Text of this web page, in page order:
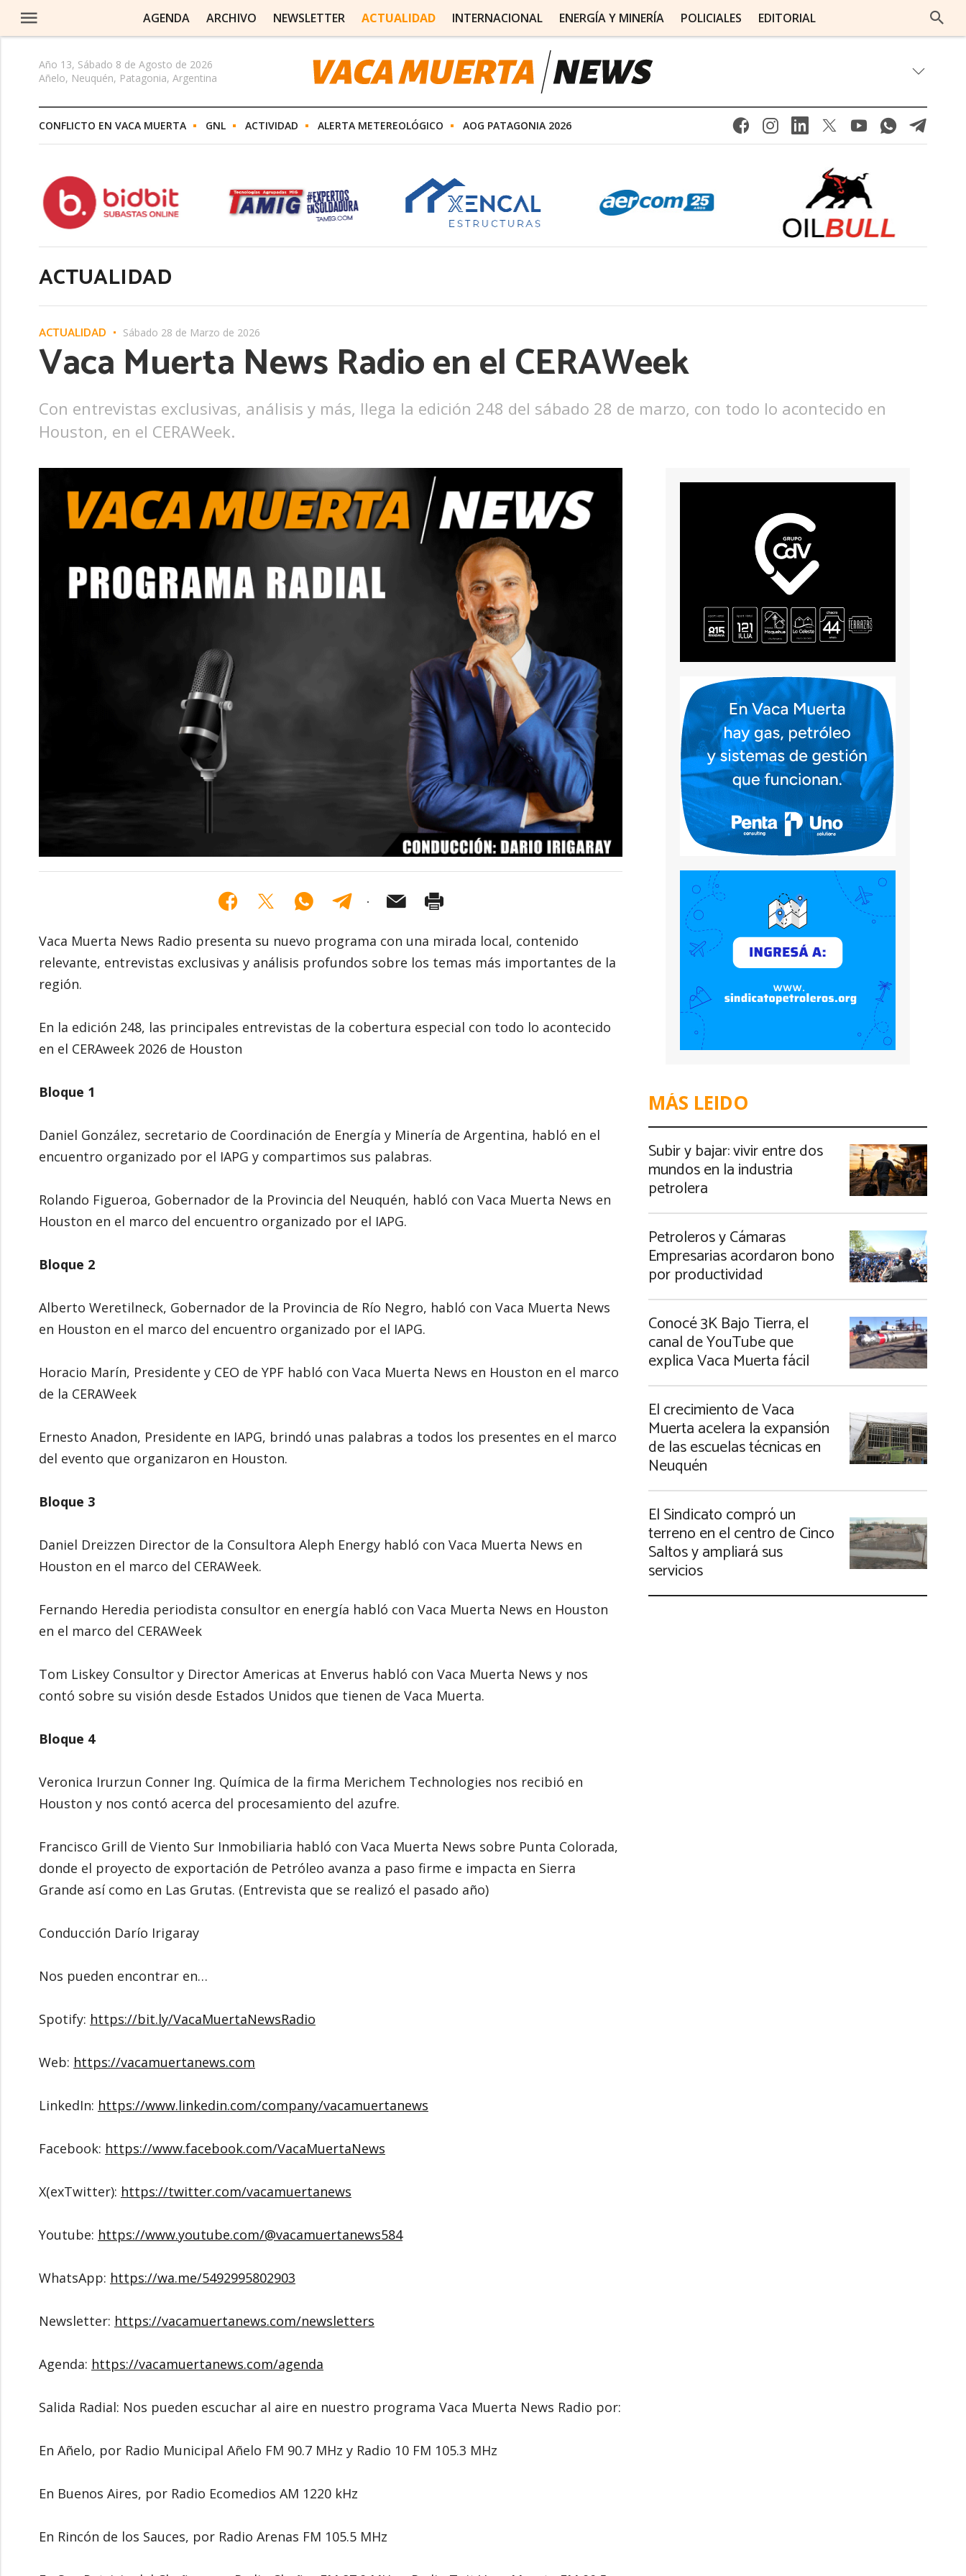
AGENDA ARCHIVO NEWSLETTER ACTUALIDAD INTERNACIONAL ENERGÍA Y MINERÍA POLICIALES EDITORIAL
Año 13, Sábado 8 de Agosto de 2026
Añelo, Neuquén, Patagonia, Argentina
CONFLICTO EN VACA MUERTA GNL ACTIVIDAD ALERTA METEREOLÓGICO AOG PATAGONIA 2026
ACTUALIDAD
ACTUALIDAD Sábado 28 de Marzo de 2026
Vaca Muerta News Radio en el CERAWeek
Con entrevistas exclusivas, análisis y más, llega la edición 248 del sábado 28 de marzo, con todo lo acontecido en
Houston, en el CERAWeek.
Vaca Muerta News Radio presenta su nuevo programa con una mirada local, contenido
relevante, entrevistas exclusivas y análisis profundos sobre los temas más importantes de la
región.
En la edición 248, las principales entrevistas de la cobertura especial con todo lo acontecido
en el CERAweek 2026 de Houston
Bloque 1
Daniel González, secretario de Coordinación de Energía y Minería de Argentina, habló en el
encuentro organizado por el IAPG y compartimos sus palabras.
Rolando Figueroa, Gobernador de la Provincia del Neuquén, habló con Vaca Muerta News en
Houston en el marco del encuentro organizado por el IAPG.
Bloque 2
Alberto Weretilneck, Gobernador de la Provincia de Río Negro, habló con Vaca Muerta News
en Houston en el marco del encuentro organizado por el IAPG.
Horacio Marín, Presidente y CEO de YPF habló con Vaca Muerta News en Houston en el marco
de la CERAWeek
Ernesto Anadon, Presidente en IAPG, brindó unas palabras a todos los presentes en el marco
del evento que organizaron en Houston.
Bloque 3
Daniel Dreizzen Director de la Consultora Aleph Energy habló con Vaca Muerta News en
Houston en el marco del CERAWeek.
Fernando Heredia periodista consultor en energía habló con Vaca Muerta News en Houston
en el marco del CERAWeek
Tom Liskey Consultor y Director Americas at Enverus habló con Vaca Muerta News y nos
contó sobre su visión desde Estados Unidos que tienen de Vaca Muerta.
Bloque 4
Veronica Irurzun Conner Ing. Química de la firma Merichem Technologies nos recibió en
Houston y nos contó acerca del procesamiento del azufre.
Francisco Grill de Viento Sur Inmobiliaria habló con Vaca Muerta News sobre Punta Colorada,
donde el proyecto de exportación de Petróleo avanza a paso firme e impacta en Sierra
Grande así como en Las Grutas. (Entrevista que se realizó el pasado año)
Conducción Darío Irigaray
Nos pueden encontrar en…
Spotify: https://bit.ly/VacaMuertaNewsRadio
Web: https://vacamuertanews.com
LinkedIn: https://www.linkedin.com/company/vacamuertanews
Facebook: https://www.facebook.com/VacaMuertaNews
X(exTwitter): https://twitter.com/vacamuertanews
Youtube: https://www.youtube.com/@vacamuertanews584
WhatsApp: https://wa.me/5492995802903
Newsletter: https://vacamuertanews.com/newsletters
Agenda: https://vacamuertanews.com/agenda
Salida Radial: Nos pueden escuchar al aire en nuestro programa Vaca Muerta News Radio por:
En Añelo, por Radio Municipal Añelo FM 90.7 MHz y Radio 10 FM 105.3 MHz
En Buenos Aires, por Radio Ecomedios AM 1220 kHz
En Rincón de los Sauces, por Radio Arenas FM 105.5 MHz
MÁS LEIDO
Subir y bajar: vivir entre dos
mundos en la industria
petrolera
Petroleros y Cámaras
Empresarias acordaron bono
por productividad
Conocé 3K Bajo Tierra, el
canal de YouTube que
explica Vaca Muerta fácil
El crecimiento de Vaca
Muerta acelera la expansión
de las escuelas técnicas en
Neuquén
El Sindicato compró un
terreno en el centro de Cinco
Saltos y ampliará sus
servicios